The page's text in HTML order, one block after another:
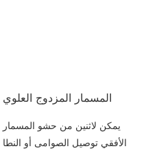
المسمار المزدوج العلوي
يمكن لاثنين من حشو المسمار
الأفقي توصيل الصوامى أو النطا